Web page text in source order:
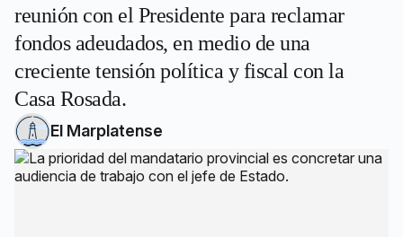
reunión con el Presidente para reclamar
fondos adeudados, en medio de una
creciente tensión política y fiscal con la
Casa Rosada.
El Marplatense